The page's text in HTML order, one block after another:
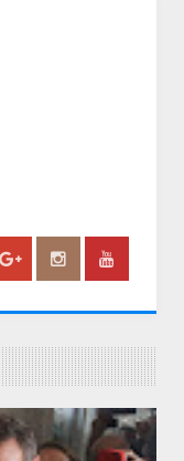
BE LOOKING FOR